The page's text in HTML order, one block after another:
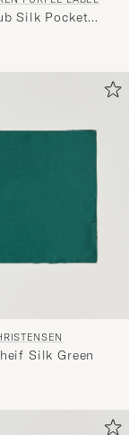
Silk Pocket
Silk Green